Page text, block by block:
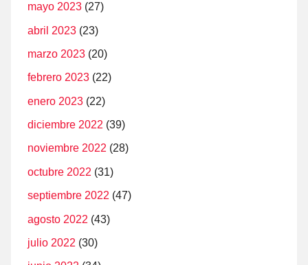
mayo 2023 (27)
abril 2023 (23)
marzo 2023 (20)
febrero 2023 (22)
enero 2023 (22)
diciembre 2022 (39)
noviembre 2022 (28)
octubre 2022 (31)
septiembre 2022 (47)
agosto 2022 (43)
julio 2022 (30)